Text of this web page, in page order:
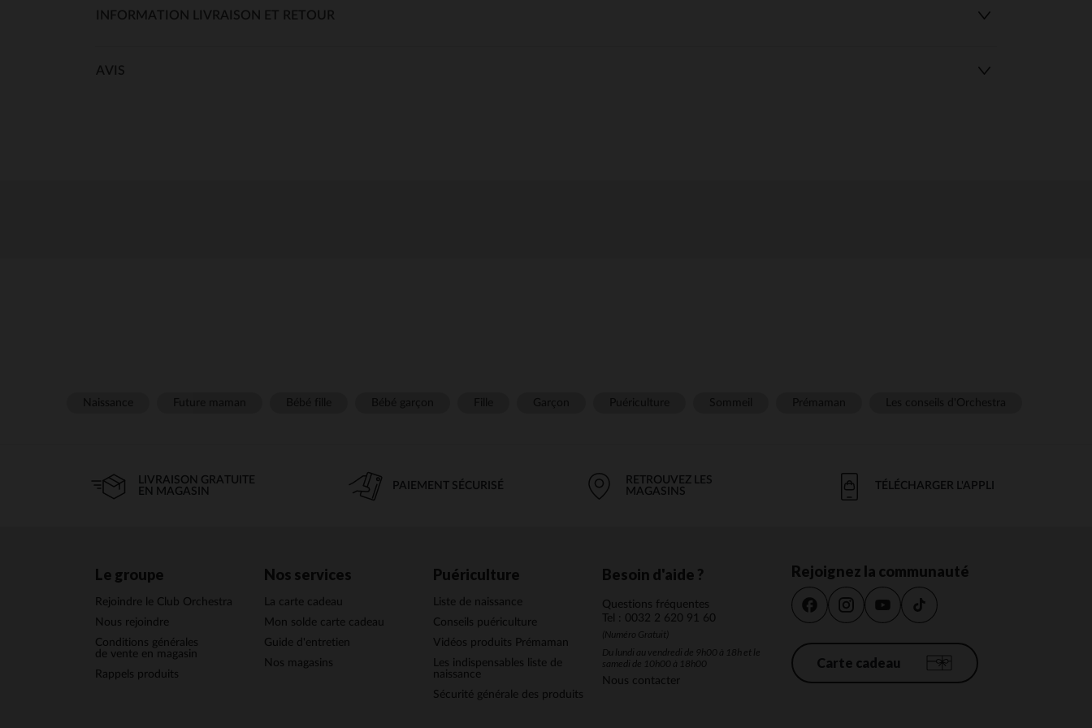
INFORMATION LIVRAISON ET RETOUR
AVIS
LIVRAISON GRATUITE
EN MAGASIN
PAIEMENT SÉCURISÉ
RETROUVEZ LES
MAGASINS
TÉLÉCHARGER L'APPLI
Le groupe
Rejoindre le Club Orchestra
Nous rejoindre
Conditions générales
de vente en magasin
Rappels produits
Nos services
La carte cadeau
Mon solde carte cadeau
Guide d'entretien
Nos magasins
Puériculture
Liste de naissance
Conseils puériculture
Vidéos produits Prémaman
Les indispensables liste de
naissance
Sécurité générale des produits
Besoin d'aide ?
Questions fréquentes
Tel : 0032 2 620 91 60
(Numéro Gratuit)
Du lundi au vendredi de 9h00 à 18h et le
samedi de 10h00 à 18h00
Nous contacter
Rejoignez la communauté
Carte cadeau